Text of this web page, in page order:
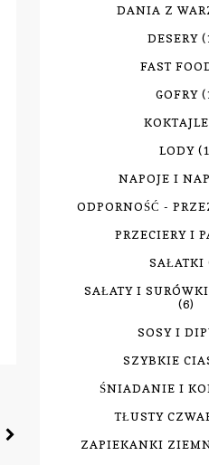
DANIA Z
DESERY
FAST
GOFRY
KOKTAJLE
LODY
NAPOJE I
ODPORNOŚĆ -
PRZECIERY I
SAŁATKI
SAŁATY I
(6)
SOSY I
SZYBKIE
ŚNIADANIE I
TŁUSTY
ZAPIEKANKI